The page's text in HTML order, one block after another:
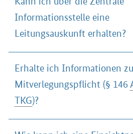
Informationsstelle eine
Leitungsauskunft erhalten?
Erhalte ich Informationen
Mitverlegungspflicht (§ 146
TKG)?